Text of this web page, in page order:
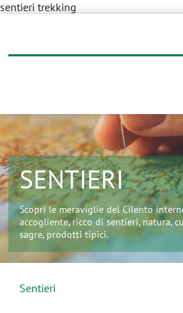
sentieri trekking
SENTIERI
Scopri le meraviglie del Cilento
accogliente, ricco di sentieri, natura,
sagre, prodotti tipici.
Sentieri